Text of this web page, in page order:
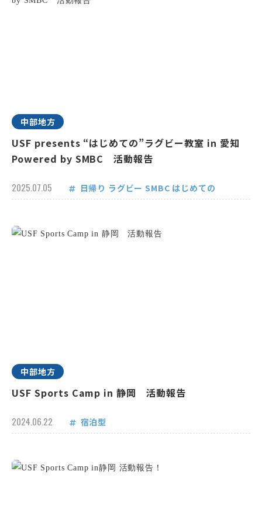
中部地方
USF presents “はじめての”ラグビー教室 in 愛知
Powered by SMBC 活動報告
2025.07.05 日帰り ラグビー SMBC はじめての
中部地方
USF Sports Camp in 静岡 活動報告
2024.06.22 宿泊型